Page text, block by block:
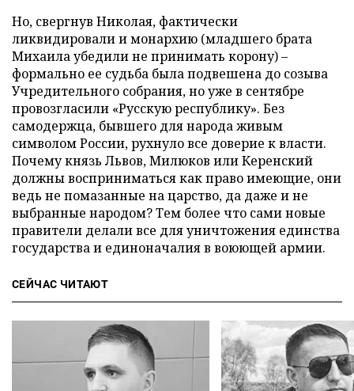
Но, свергнув Николая, фактически
ликвидировали и монархию (младшего брата
Михаила убедили не принимать корону) –
формально ее судьба была подвешена до созыва
Учредительного собрания, но уже в сентябре
провозгласили «Русскую республику». Без
самодержца, бывшего для народа живым
символом России, рухнуло все доверие к власти.
Почему князь Львов, Милюков или Керенский
должны восприниматься как право имеющие, они
ведь не помазанные на царство, да даже и не
выбранные народом? Тем более что сами новые
правители делали все для уничтожения единства
государства и единоначалия в воюющей армии.
СЕЙЧАС ЧИТАЮТ